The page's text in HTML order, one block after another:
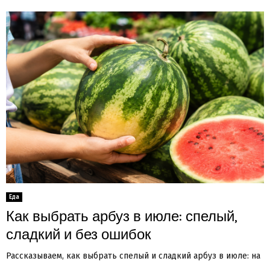
Еда
Как выбрать арбуз в июле: спелый,
сладкий и без ошибок
Рассказываем, как выбрать спелый и сладкий арбуз в июле: на